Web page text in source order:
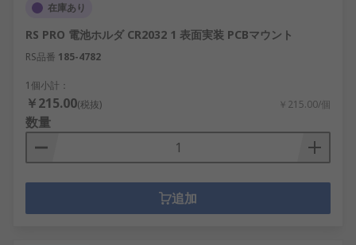
在庫あり
RS PRO 電池ホルダ CR2032 1 表面実装 PCBマウント
RS品番 185-4782
1個小計：
￥215.00(税抜) ￥215.00/個
数量
追加